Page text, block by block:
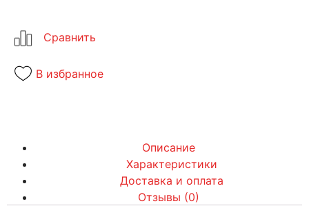
В избранное
Описание
Характеристики
Доставка и оплата
Отзывы (0)